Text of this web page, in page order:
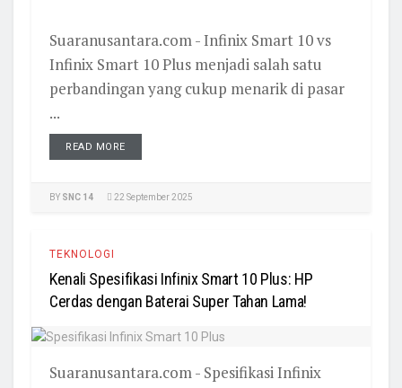
Suaranusantara.com - Infinix Smart 10 vs
Infinix Smart 10 Plus menjadi salah satu
perbandingan yang cukup menarik di pasar
...
READ MORE
BY SNC 14 22 September 2025
TEKNOLOGI
Kenali Spesifikasi Infinix Smart 10 Plus: HP
Cerdas dengan Baterai Super Tahan Lama!
Suaranusantara.com - Spesifikasi Infinix